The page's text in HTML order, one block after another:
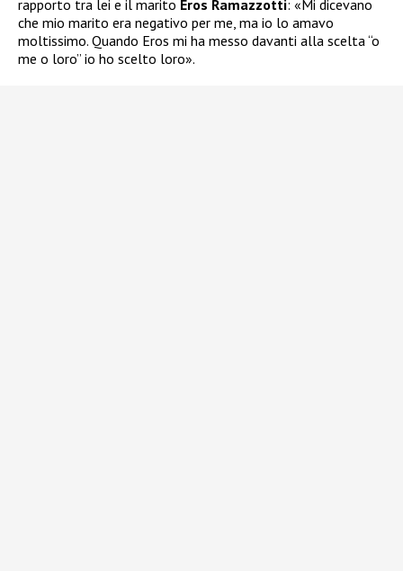
rapporto tra lei e il marito Eros Ramazzotti: «Mi dicevano
che mio marito era negativo per me, ma io lo amavo
moltissimo. Quando Eros mi ha messo davanti alla scelta “o
me o loro” io ho scelto loro».